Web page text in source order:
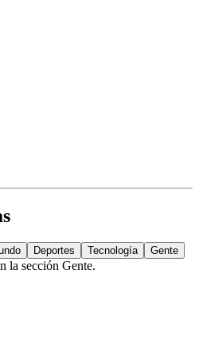
Deportes Tecnología Gente
la sección Gente.